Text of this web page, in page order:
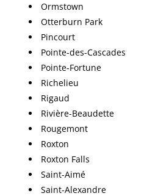
Ormstown
Otterburn Park
Pincourt
Pointe-des-Cascades
Pointe-Fortune
Richelieu
Rigaud
Rivière-Beaudette
Rougemont
Roxton
Roxton Falls
Saint-Aimé
Saint-Alexandre